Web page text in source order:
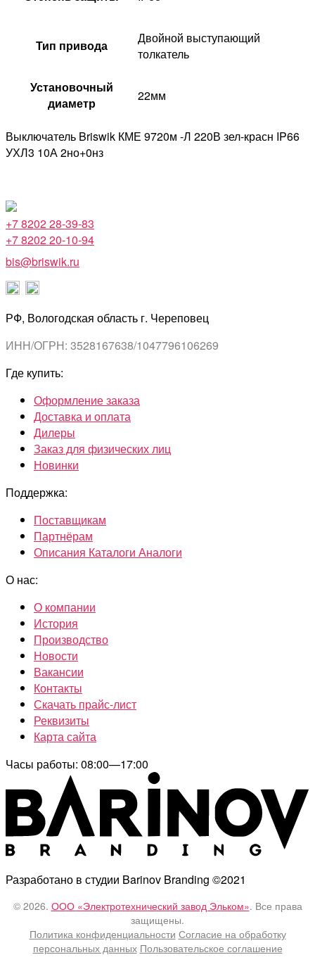
Тип привода
Двойной выступающий
толкатель
Установочный
диаметр
22мм
Выключатель Briswik КМЕ 9720м -Л 220В зел-красн IP66
УХЛ3 10А 2но+0нз
+7 8202 28-39-83
+7 8202 20-10-94
bis@briswik.ru
РФ, Вологодская область г. Череповец
ИНН/ОГРН: 3528167638/1047796106269
Где купить:
Оформление заказа
Доставка и оплата
Дилеры
Заказ для физических лиц
Новинки
Поддержка:
Поставщикам
Партнёрам
Описания Каталоги Аналоги
О нас:
О компании
История
Производство
Новости
Вакансии
Контакты
Скачать прайс-лист
Реквизиты
Карта сайта
Часы работы: 08:00—17:00
Разработано в студии Barinov Branding ©2021
© 2026. ООО «Электротехнический завод Эльком». Все права
защищены.
Политика конфиденциальности Согласие на обработку
персональных данных Пользовательское соглашение